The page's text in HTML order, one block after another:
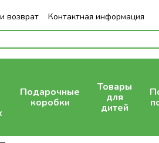
возврат
Контактная информация
Подарочные
коробки
Товары
для
дитей